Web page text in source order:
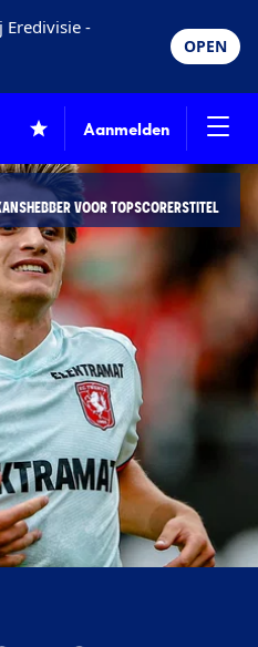
Eredivisie -
OPEN
Aanmelden
VOOR TOPSCORERSTITEL